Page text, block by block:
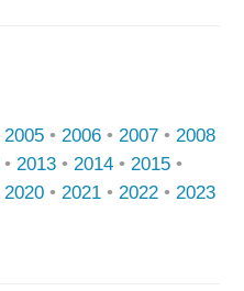
2005 • 2006 • 2007 • 2008
• 2013 • 2014 • 2015 •
2020 • 2021 • 2022 • 2023